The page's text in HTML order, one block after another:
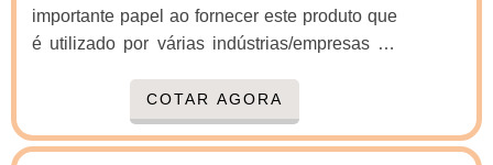
importante papel ao fornecer este produto que
é utilizado por várias indústrias/empresas de
produção. Pela sua utilização como
componente das máquinas de corte e vinco, o
mercado de atuação é bastante vasto, sendo
COTAR AGORA